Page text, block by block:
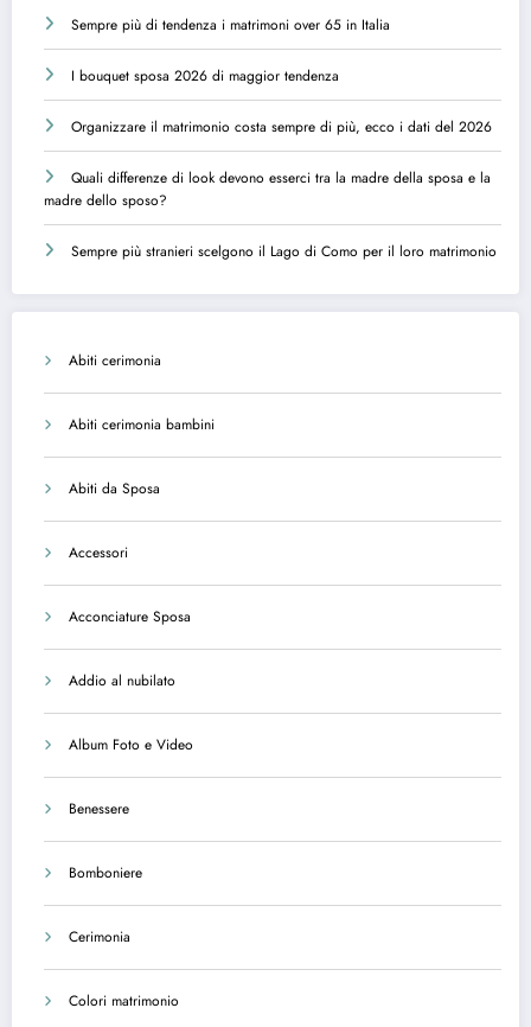
Sempre più di tendenza i matrimoni over 65 in Italia
I bouquet sposa 2026 di maggior tendenza
Organizzare il matrimonio costa sempre di più, ecco i dati del 2026
Quali differenze di look devono esserci tra la madre della sposa e la
madre dello sposo?
Sempre più stranieri scelgono il Lago di Como per il loro matrimonio
Abiti cerimonia
Abiti cerimonia bambini
Abiti da Sposa
Accessori
Acconciature Sposa
Addio al nubilato
Album Foto e Video
Benessere
Bomboniere
Cerimonia
Colori matrimonio